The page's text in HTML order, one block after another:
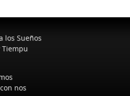
los Sueños
Tiempu
nos